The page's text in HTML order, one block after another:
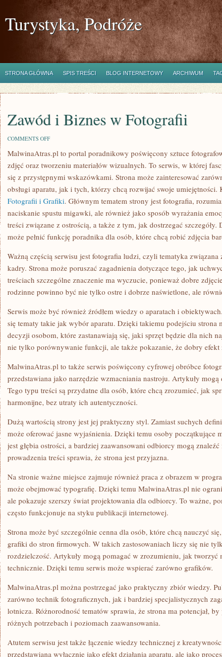
Turystyka, Podróże
STRONA GŁÓWNA SPIS TREŚCI BLOG INTERNETOWY ARCHIWUM
Zawód i Biznes w Fotografii
COMMENTS OFFON
I
W
FOTOGRAFII
MalwinaAtras.pl to portal poradnikowy poświęcony sztuce
zdjęć oraz tworzeniu materiałów wizualnych. To serwis, w której
się z przystępnymi wskazówkami. Strona może zainteresować
obsługi aparatu, jak i tych, którzy chcą rozwijać swoje
Fotografii i Grafiki. Głównym tematem strony jest fotografia,
naciskanie spustu migawki, ale również jako sposób wyrażania
treści związane z ostrością, a także z tym, jak dostrzegać
może pełnić funkcję poradnika dla osób, które chcą robić zdjęcia
Ważną częścią serwisu jest fotografia ludzi, czyli tematyka
kadry. Strona może poruszać zagadnienia dotyczące tego, jak
treściach szczególne znaczenie ma wyczucie, ponieważ dobre
rodzinne powinno być nie tylko ostre i dobrze naświetlone, ale
Serwis może być również źródłem wiedzy o aparatach i
się tematy takie jak wybór aparatu. Dzięki takiemu podejściu strona
decyzji osobom, które zastanawiają się, jaki sprzęt będzie dla nich
nie tylko porównywanie funkcji, ale także pokazanie, że dobry
MalwinaAtras.pl to także serwis poświęcony cyfrowej obróbce
przedstawiana jako narzędzie wzmacniania nastroju. Artykuły
Tego typu treści są przydatne dla osób, które chcą zrozumieć, jak
harmonijne, bez utraty ich autentyczności.
Dużą wartością strony jest jej praktyczny styl. Zamiast suchych
może oferować jasne wyjaśnienia. Dzięki temu osoby początkujące
jest głębia ostrości, a bardziej zaawansowani odbiorcy mogą
prowadzenia treści sprawia, że strona jest przyjazna.
Na stronie ważne miejsce zajmuje również praca z obrazem w
może obejmować typografię. Dzięki temu MalwinaAtras.pl nie
ale pokazuje szerszy świat projektowania dla odbiorcy. To ważne,
często funkcjonuje na styku publikacji internetowej.
Strona może być szczególnie cenna dla osób, które chcą nauczyć
grafiki do stron firmowych. W takich zastosowaniach liczy się nie
rozdzielczość. Artykuły mogą pomagać w zrozumieniu, jak tworzyć
technicznie. Dzięki temu serwis może wspierać zarówno grafików.
MalwinaAtras.pl można postrzegać jako praktyczny zbiór wiedzy.
zarówno technik fotograficznych, jak i bardziej specjalistycznych
lotnicza. Różnorodność tematów sprawia, że strona ma potencjał,
różnych potrzebach i poziomach zaawansowania.
Atutem serwisu jest także łączenie wiedzy technicznej z
przedstawiana wyłącznie jako efekt działania aparatu, ale jako